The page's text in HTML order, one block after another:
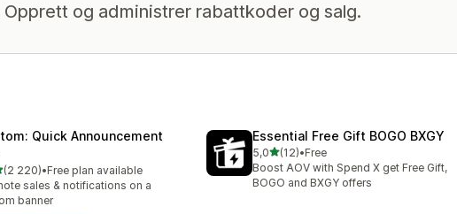
og administrer rabattkoder og salg.
Quick Announcement
5 stjerner
(2 220)
2220 omtaler
•Free plan available
sales & notifications on a
banner
Essential Free Gift BOGO BXGY
5,0av 5 stjerner
(12)
Totalt 12 omtaler
•Free
Boost AOV with Spend X get Free Gift,
BOGO and BXGY offers